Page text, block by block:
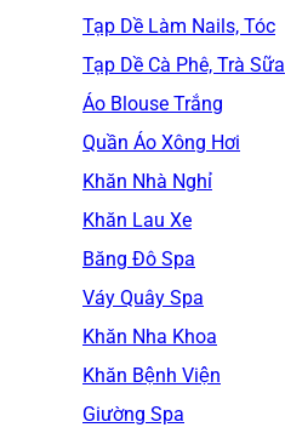
Tạp Dề Làm Nails, Tóc
Tạp Dề Cà Phê, Trà Sữa
Áo Blouse Trắng
Quần Áo Xông Hơi
Khăn Nhà Nghỉ
Khăn Lau Xe
Băng Đô Spa
Váy Quây Spa
Khăn Nha Khoa
Khăn Bệnh Viện
Giường Spa